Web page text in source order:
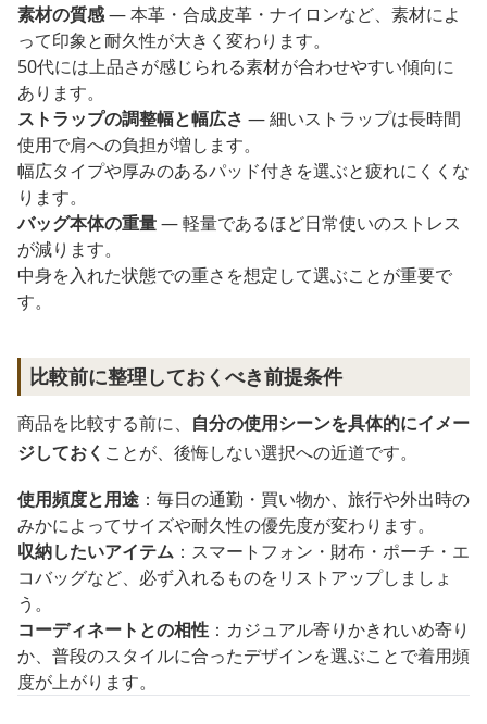
素材の質感― 本革・合成皮革・ナイロンなど、素材によ
って印象と耐久性が大きく変わります。
50代には上品さが感じられる素材が合わせやすい傾向に
あります。
ストラップの調整幅と幅広さ ― 細いストラップは長時間
使用で肩への負担が増します。
幅広タイプや厚みのあるパッド付きを選ぶと疲れにくくな
ります。
バッグ本体の重量― 軽量であるほど日常使いのストレス
が減ります。
中身を入れた状態での重さを想定して選ぶことが重要で
す。
比較前に整理しておくべき前提条件
商品を比較する前に、 自分の使用シーンを具体的にイメー
ジしておく ことが、後悔しない選択への近道です。
使用頻度と用途 ：毎日の通勤・買い物か、旅行や外出時の
みかによってサイズや耐久性の優先度が変わります。
収納したいアイテム ：スマートフォン・財布・ポーチ・エ
コバッグなど、必ず入れるものをリストアップしましょ
う。
コーディネートとの相性 ：カジュアル寄りかきれいめ寄り
か、普段のスタイルに合ったデザインを選ぶことで着用頻
度が上がります。